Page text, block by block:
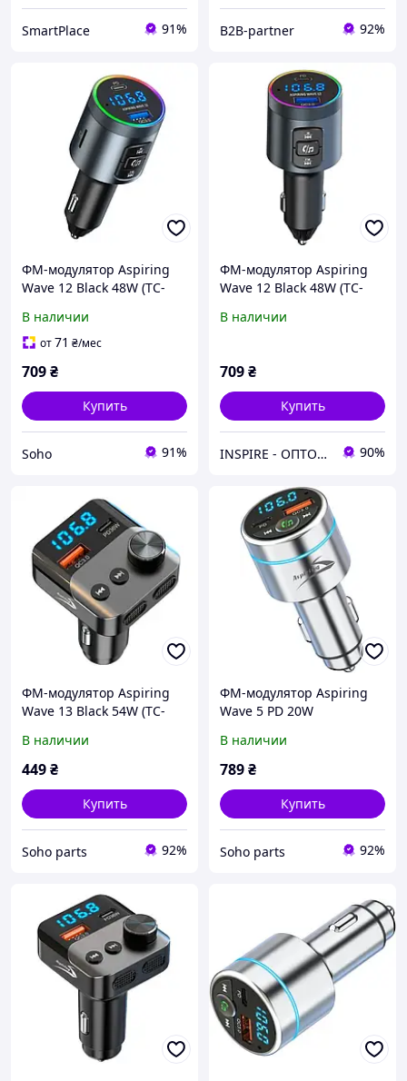
SmartPlace 91% B2B-partner 92%
ФМ-модулятор Aspiring
Wave 12 Black 48W (TC-
В наличии
от71 ₴/мес
709₴
Купить
Soho 91%
ФМ-модулятор Aspiring
Wave 12 Black 48W (TC-
В наличии
709₴
Купить
INSPIRE - ОПТОВІ ПРОДАЖІ ТА БЕЗГОТІВКА ДЛЯ БІЗНЕСУ 90%
ФМ-модулятор Aspiring
Wave 13 Black 54W (TC-
В наличии
449₴
Купить
Soho parts 92%
ФМ-модулятор Aspiring
Wave 5 PD 20W
В наличии
789₴
Купить
Soho parts 92%